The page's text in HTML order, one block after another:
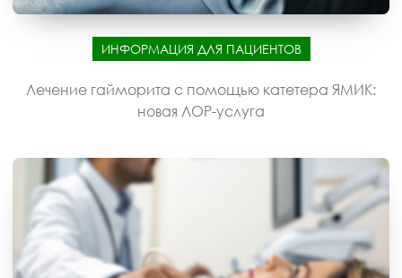
ИНФОРМАЦИЯ ДЛЯ ПАЦИЕНТОВ
Лечение гайморита с помощью катетера ЯМИК:
новая ЛОР-услуга